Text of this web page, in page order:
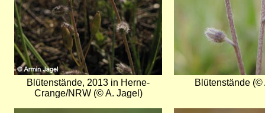
Blütenstände, 2013 in Herne-
Crange/NRW (© A. Jagel)
Blütenstände (©